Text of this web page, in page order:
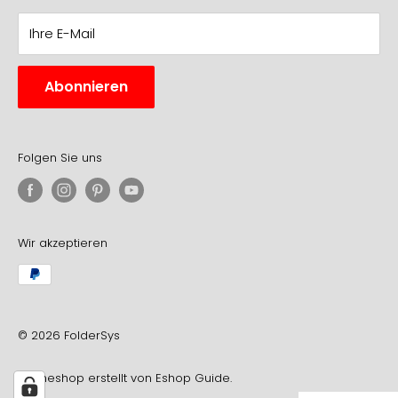
fax: +49 - 202 - 76 90 68 47
E-Mail:info@foldersys.de
Downloads
Newsletter
Widerrufsformular
Ihre E-Mail
Abonnieren
Folgen Sie uns
Wir akzeptieren
© 2026 FolderSys
Onlineshop erstellt von Eshop Guide.